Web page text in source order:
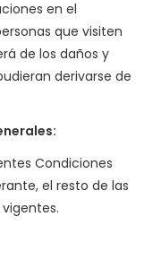
en el
que visiten
de los daños y
derivarse de
Condiciones
el resto de las